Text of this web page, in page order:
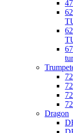
Dragon